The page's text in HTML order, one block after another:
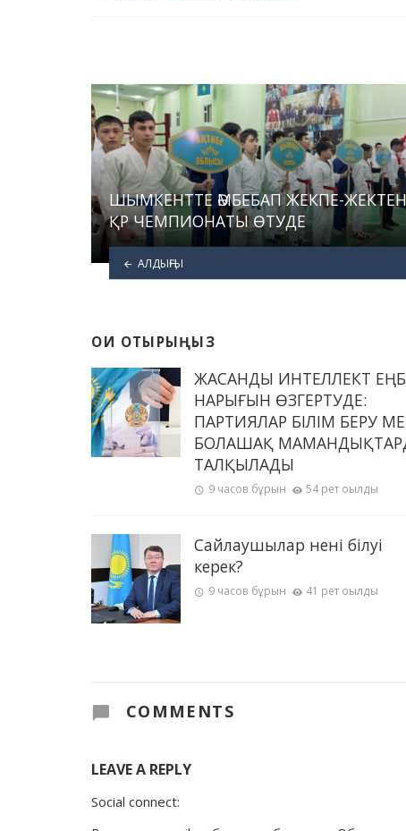
ШЫМКЕНТТЕ ӘМБЕБАП ЖЕКПЕ-ЖЕКТЕН
ҚР ЧЕМПИОНАТЫ ӨТУДЕ
АЛДЫҢҒЫ
ОҚИ ОТЫРЫҢЫЗ
ЖАСАНДЫ ИНТЕЛЛЕКТ
НАРЫҒЫН ӨЗГЕРТУДЕ:
ПАРТИЯЛАР БІЛІМ БЕРУ
БОЛАШАҚ
ТАЛҚЫЛАДЫ
9 часов бұрын 54 рет оқылды
Сайлаушылар нені білуі
керек?
9 часов бұрын 41 рет оқылды
COMMENTS
LEAVE A REPLY
Social connect: